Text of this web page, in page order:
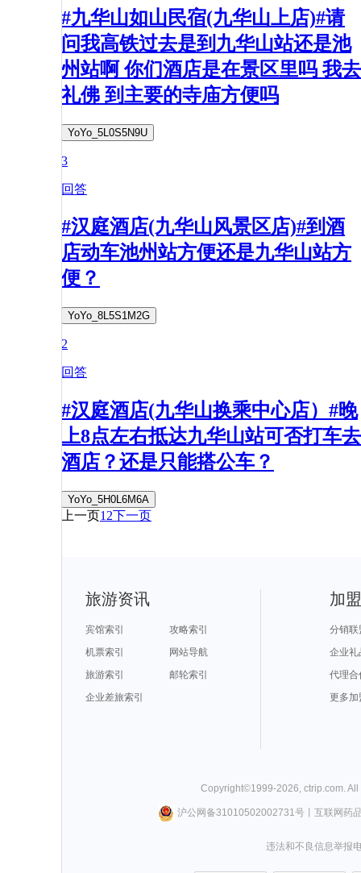
#九华山如山民宿(九华山上店)#请
问我高铁过去是到九华山站还是池
州站啊 你们酒店是在景区里吗 我去
礼佛 到主要的寺庙方便吗
YoYo_5L0S5N9U
3
回答
#汉庭酒店(九华山风景区店)#到酒
店动车池州站方便还是九华山站方
便？
YoYo_8L5S1M2G
2
回答
#汉庭酒店(九华山换乘中心店）#晚
上8点左右抵达九华山站可否打车去
酒店？还是只能搭公车？
YoYo_5H0L6M6A
上一页1 2下一页
旅游资讯
宾馆索引
攻略索引
机票索引
网站导航
旅游索引
邮轮索引
企业差旅索引
加
分销联
企业礼
代理合
更多加
Copyright©1999-2026, ctrip.com.
沪公网备31010502002731号丨 互联网药
违法和不良信息举报